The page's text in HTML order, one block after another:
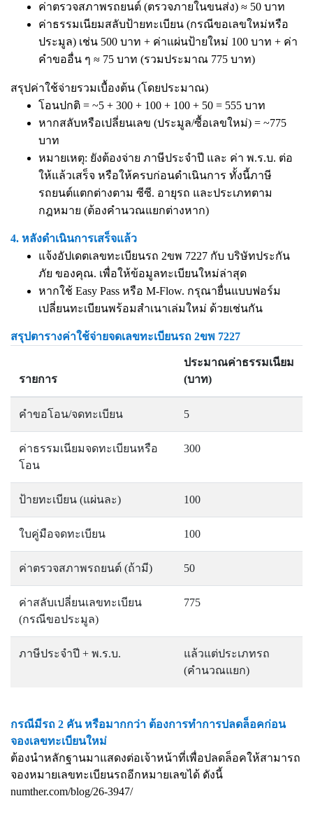
ค่าตรวจสภาพรถยนต์ (ตรวจภายในขนส่ง) ≈ 50 บาท
ค่าธรรมเนียมสลับป้ายทะเบียน (กรณีขอเลขใหม่หรือ
ประมูล) เช่น 500 บาท + ค่าแผ่นป้ายใหม่ 100 บาท + ค่า
คำขออื่น ๆ ≈ 75 บาท (รวมประมาณ 775 บาท)
สรุปค่าใช้จ่ายรวมเบื้องต้น (โดยประมาณ)
โอนปกติ = ~5 + 300 + 100 + 100 + 50 = 555 บาท
หากสลับหรือเปลี่ยนเลข (ประมูล/ซื้อเลขใหม่) = ~775
บาท
หมายเหตุ: ยังต้องจ่าย ภาษีประจำปี และ ค่า พ.ร.บ. ต่อ
ให้แล้วเสร็จ หรือให้ครบก่อนดำเนินการ ทั้งนี้ภาษี
รถยนต์แตกต่างตาม ซีซี. อายุรถ และประเภทตาม
กฎหมาย (ต้องคำนวณแยกต่างหาก)
4. หลังดำเนินการเสร็จแล้ว
แจ้งอัปเดตเลขทะเบียนรถ 2ขพ 7227 กับ บริษัทประกัน
ภัย ของคุณ. เพื่อให้ข้อมูลทะเบียนใหม่ล่าสุด
หากใช้ Easy Pass หรือ M-Flow. กรุณายื่นแบบฟอร์ม
เปลี่ยนทะเบียนพร้อมสำเนาเล่มใหม่ ด้วยเช่นกัน
สรุปตารางค่าใช้จ่ายจดเลขทะเบียนรถ 2ขพ 7227
รายการ
ประมาณค่าธรรมเนียม
(บาท)
คำขอโอน/จดทะเบียน 5
ค่าธรรมเนียมจดทะเบียนหรือ
โอน
300
ป้ายทะเบียน (แผ่นละ) 100
ใบคู่มือจดทะเบียน 100
ค่าตรวจสภาพรถยนต์ (ถ้ามี) 50
ค่าสลับเปลี่ยนเลขทะเบียน
(กรณีขอประมูล)
775
ภาษีประจำปี + พ.ร.บ.
แล้วแต่ประเภทรถ
(คำนวณแยก)
กรณีมีรถ 2 คัน หรือมากกว่า ต้องการทำการปลดล็อคก่อน
จองเลขทะเบียนใหม่
ต้องนำหลักฐานมาแสดงต่อเจ้าหน้าที่เพื่อปลดล็อคให้สามารถ
จองหมายเลขทะเบียนรถอีกหมายเลขได้ ดังนี้
numther.com/blog/26-3947/